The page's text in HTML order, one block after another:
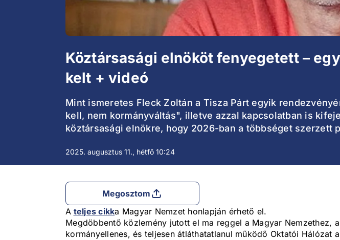
Köztársasági elnököt fenyegetett –
kelt + videó
Mint ismeretes Fleck Zoltán a Tisza Párt egyik
kell, nem kormányváltás", illetve azzal kapcsolatban is
köztársasági elnökre, hogy 2026-ban a többséget szerzett
2025. augusztus 11., hétfő 10:24
Megosztom
A teljes cikka Magyar Nemzet honlapján érhető el.
Megdöbbentő közlemény jutott el ma reggel a Magyar Nemzethez,
kormányellenes, és teljesen átláthatatlanul működő Oktatói Hálózat